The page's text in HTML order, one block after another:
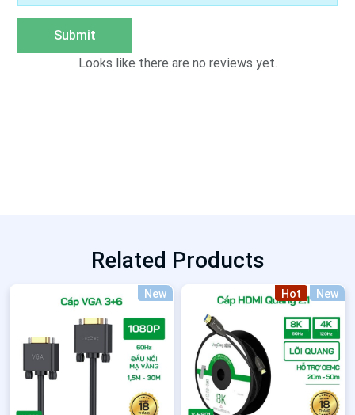
Submit
Looks like there are no reviews yet.
Related Products
New Hot New